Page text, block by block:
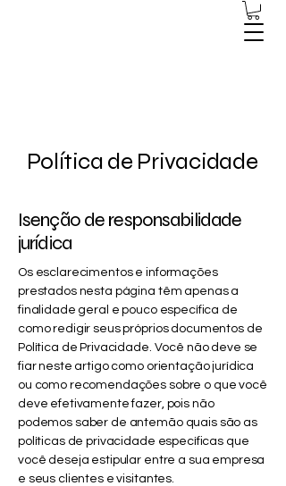
Política de Privacidade
Isenção de responsabilidade
jurídica
Os esclarecimentos e informações
prestados nesta página têm apenas a
finalidade geral e pouco específica de
como redigir seus próprios documentos de
Política de Privacidade. Você não deve se
fiar neste artigo como orientação jurídica
ou como recomendações sobre o que você
deve efetivamente fazer, pois não
podemos saber de antemão quais são as
políticas de privacidade específicas que
você deseja estipular entre a sua empresa
e seus clientes e visitantes.